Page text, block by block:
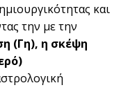
και
την με την
(Γη), η σκέψη